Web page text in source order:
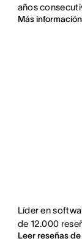
años
Más información
Líder en
de 12.000
Leer reseñas